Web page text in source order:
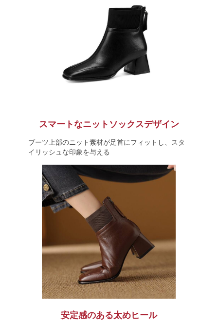
スマートなニットソックスデザイン
ブーツ上部のニット素材が足首にフィットし、スタ
イリッシュな印象を与える
安定感のある太めヒール